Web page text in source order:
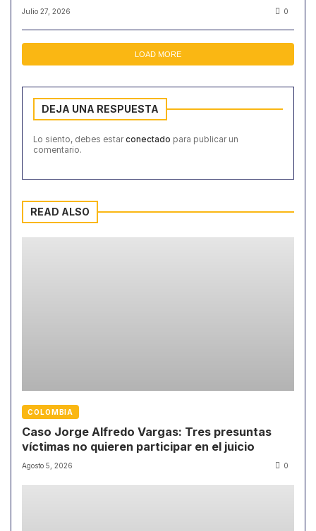
Julio 27, 2026 0
LOAD MORE
DEJA UNA RESPUESTA
Lo siento, debes estar conectado para publicar un
comentario.
READ ALSO
COLOMBIA
Caso Jorge Alfredo Vargas: Tres presuntas
víctimas no quieren participar en el juicio
Agosto 5, 2026 0